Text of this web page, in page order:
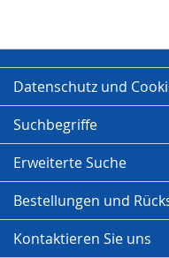
Datenschutz und
Suchbegriffe
Erweiterte Suche
Bestellungen und
Kontaktieren Sie uns